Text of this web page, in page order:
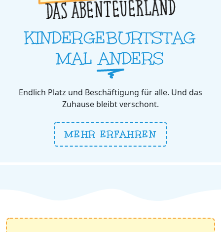
KINDERGEBURTSTAG
MAL ANDERS
Endlich Platz und Beschäftigung für alle. Und das
Zuhause bleibt verschont.
MEHR ERFAHREN